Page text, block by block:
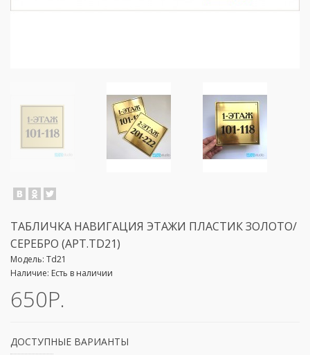
ТАБЛИЧКА НАВИГАЦИЯ ЭТАЖИ ПЛАСТИК ЗОЛОТО/
СЕРЕБРО (АРТ.ТD21)
Модель: Td21
Наличие: Есть в наличии
650Р.
ДОСТУПНЫЕ ВАРИАНТЫ